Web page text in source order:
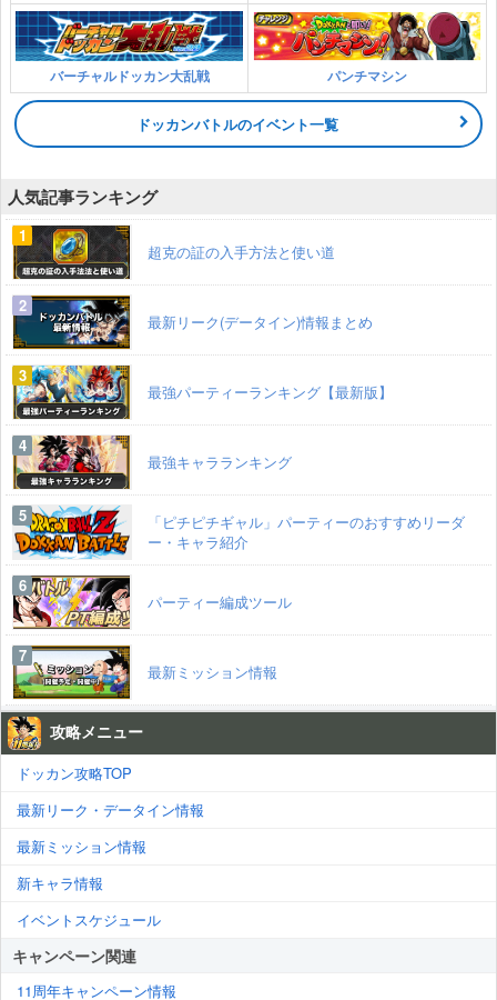
攻略メニュー
ドッカン攻略TOP
最新リーク・データイン情報
最新ミッション情報
新キャラ情報
イベントスケジュール
キャンペーン関連
11周年キャンペーン情報
バーチャルドッカン大乱戦 パンチマシン
ドッカンバトルのイベント一覧
人気記事ランキング
超克の証の入手方法と使い道
最新リーク(データイン)情報まとめ
最強パーティーランキング【最新版】
最強キャラランキング
「ピチピチギャル」パーティーのおすすめリーダ
ー・キャラ紹介
パーティー編成ツール
最新ミッション情報